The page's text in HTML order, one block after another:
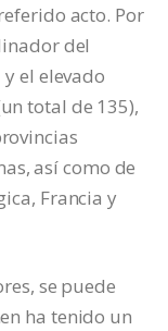
acto. Por
del
el elevado
total de 135),
así como de
Francia y
se puede
ha tenido un